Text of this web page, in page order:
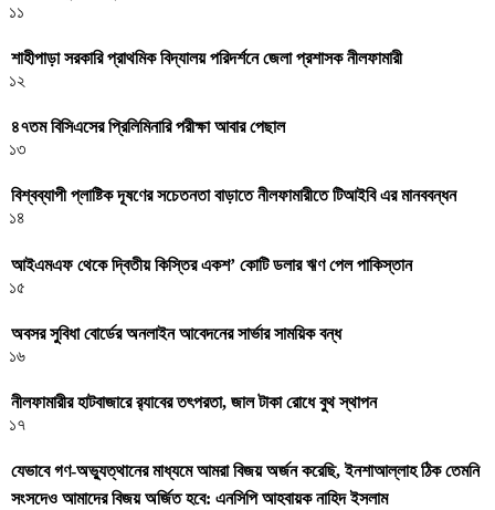
১১
শাহীপাড়া সরকারি প্রাথমিক বিদ্যালয় পরিদর্শনে জেলা প্রশাসক নীলফামারী
১২
৪৭তম বিসিএসের প্রিলিমিনারি পরীক্ষা আবার পেছাল
১৩
বিশ্বব্যাপী প্লাষ্টিক দূষণের সচেতনতা বাড়াতে নীলফামারীতে টিআইবি এর মানববন্ধন
১৪
আইএমএফ থেকে দ্বিতীয় কিস্তির একশ’ কোটি ডলার ঋণ পেল পাকিস্তান
১৫
অবসর সুবিধা বোর্ডের অনলাইন আবেদনের সার্ভার সাময়িক বন্ধ
১৬
নীলফামারীর হাটবাজারে র‌্যাবের তৎপরতা, জাল টাকা রোধে বুথ স্থাপন
১৭
যেভাবে গণ-অভ্যুত্থানের মাধ্যমে আমরা বিজয় অর্জন করেছি, ইনশাআল্লাহ ঠিক তেমনি
সংসদেও আমাদের বিজয় অর্জিত হবে: এনসিপি আহবায়ক নাহিদ ইসলাম